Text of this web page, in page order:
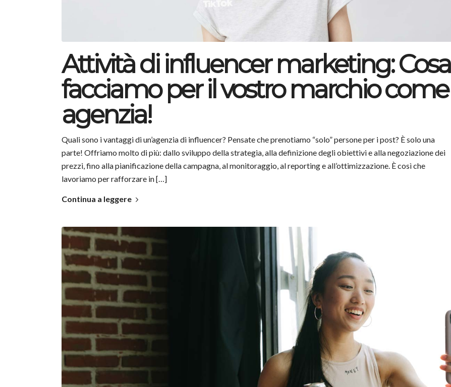
Attività di influencer marketing: Cosa
facciamo per il vostro marchio come
agenzia!
Quali sono i vantaggi di un’agenzia di influencer? Pensate che prenotiamo “solo” persone per i post? È solo una
parte! Offriamo molto di più: dallo sviluppo della strategia, alla definizione degli obiettivi e alla negoziazione dei
prezzi, fino alla pianificazione della campagna, al monitoraggio, al reporting e all’ottimizzazione. È così che
lavoriamo per rafforzare in […]
Continua a leggere